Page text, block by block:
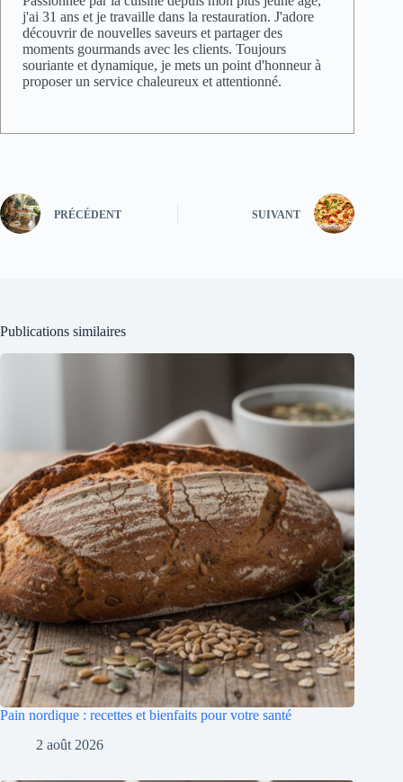
j'ai 31 ans et je travaille dans la restauration. J'adore
découvrir de nouvelles saveurs et partager des
moments gourmands avec les clients. Toujours
souriante et dynamique, je mets un point d'honneur à
proposer un service chaleureux et attentionné.
PRÉCÉDENT SUIVANT
Publications similaires
Pain nordique : recettes et bienfaits pour votre santé
2 août 2026